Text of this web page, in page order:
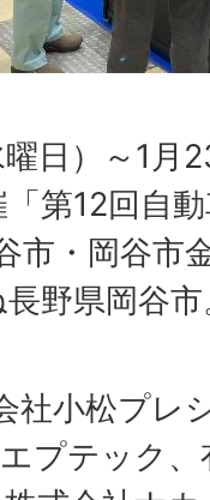
日）～1月
第12回自
市・岡谷市
野県岡谷
社小松プレ
プテック